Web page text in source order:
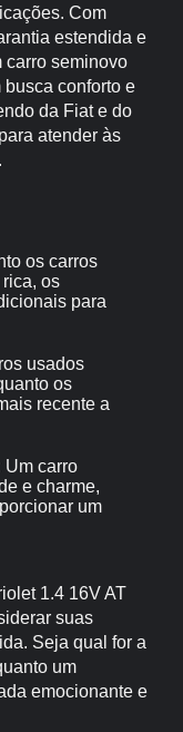
Com
estendida e
carro seminovo
conforto e
da Fiat e do
atender às
os carros
os
para
usados
os
recente a
Um carro
e charme,
um
1.4 16V AT
suas
Seja qual for a
um
emocionante e